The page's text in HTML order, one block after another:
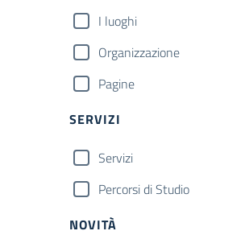
I luoghi
Organizzazione
Pagine
SERVIZI
Servizi
Percorsi di Studio
NOVITÀ